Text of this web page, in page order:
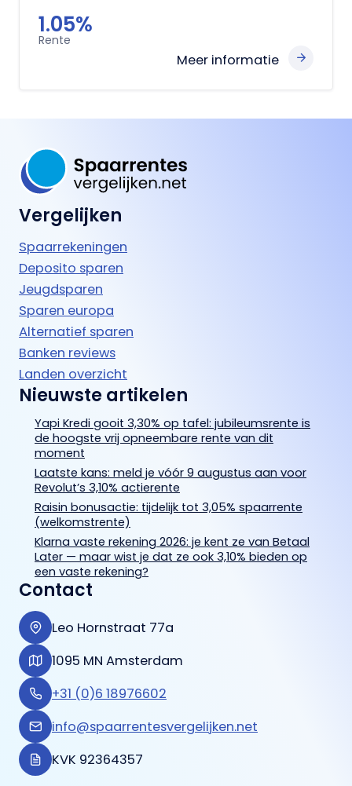
1.05%
Rente
Meer informatie
Vergelijken
Spaarrekeningen
Deposito sparen
Jeugdsparen
Sparen europa
Alternatief sparen
Banken reviews
Landen overzicht
Nieuwste artikelen
Yapi Kredi gooit 3,30% op tafel: jubileumsrente is
de hoogste vrij opneembare rente van dit
moment
Laatste kans: meld je vóór 9 augustus aan voor
Revolut’s 3,10% actierente
Raisin bonusactie: tijdelijk tot 3,05% spaarrente
(welkomstrente)
Klarna vaste rekening 2026: je kent ze van Betaal
Later — maar wist je dat ze ook 3,10% bieden op
een vaste rekening?
Contact
Leo Hornstraat 77a
1095 MN Amsterdam
+31 (0)6 18976602
info@spaarrentesvergelijken.net
KVK 92364357